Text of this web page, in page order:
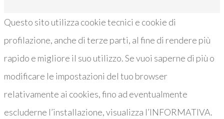
Questo sito utilizza cookie tecnici e cookie di
profilazione, anche di terze parti, al fine di rendere più
rapido e migliore il suo utilizzo. Se vuoi saperne di più o
modificare le impostazioni del tuo browser
relativamente ai cookies, fino ad eventualmente
escluderne l’installazione, visualizza l’INFORMATIVA.